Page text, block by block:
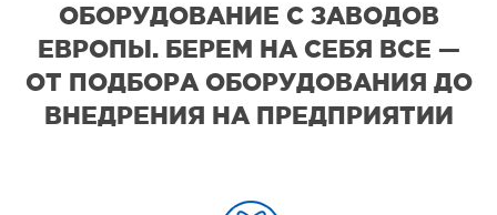
ОБОРУДОВАНИЕ С ЗАВОДОВ
ЕВРОПЫ. БЕРЕМ НА СЕБЯ ВСЕ —
ОТ ПОДБОРА ОБОРУДОВАНИЯ ДО
ВНЕДРЕНИЯ НА ПРЕДПРИЯТИИ